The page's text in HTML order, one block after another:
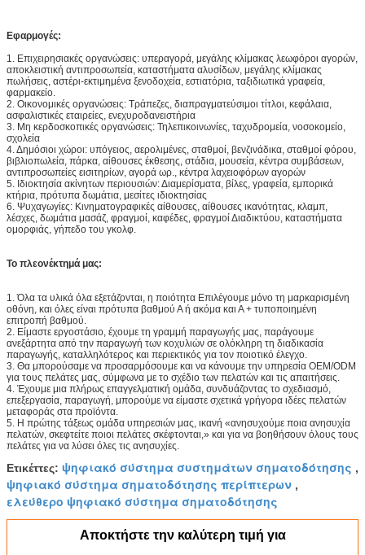
Εφαρμογές:
1. Επιχειρησιακές οργανώσεις: υπεραγορά, μεγάλης κλίμακας λεωφόροι αγορών,
αποκλειστική αντιπροσωπεία, καταστήματα αλυσίδων, μεγάλης κλίμακας
πωλήσεις, αστέρι-εκτιμημένα ξενοδοχεία, εστιατόρια, ταξιδιωτικά γραφεία,
φαρμακείο.
2. Οικονομικές οργανώσεις: Τράπεζες, διαπραγματεύσιμοι τίτλοι, κεφάλαια,
ασφαλιστικές εταιρείες, ενεχυροδανειστήρια
3. Μη κερδοσκοπικές οργανώσεις: Τηλεπικοινωνίες, ταχυδρομεία, νοσοκομείο,
σχολεία
4. Δημόσιοι χώροι: υπόγειος, αερολιμένες, σταθμοί, βενζινάδικα, σταθμοί φόρου,
βιβλιοπωλεία, πάρκα, αίθουσες έκθεσης, στάδια, μουσεία, κέντρα συμβάσεων,
αντιπροσωπείες εισιτηρίων, αγορά ωρ., κέντρα λαχειοφόρων αγορών
5. Ιδιοκτησία ακίνητων περιουσιών: Διαμερίσματα, βίλες, γραφεία, εμπορικά
κτήρια, πρότυπα δωμάτια, μεσίτες ιδιοκτησίας
6. Ψυχαγωγίες: Κινηματογραφικές αίθουσες, αίθουσες ικανότητας, κλαμπ,
λέσχες, δωμάτια μασάζ, φραγμοί, καφέδες, φραγμοί Διαδικτύου, καταστήματα
ομορφιάς, γήπεδο του γκολφ.
Το πλεονέκτημά μας:
1. Όλα τα υλικά όλα εξετάζονται, η ποιότητα Επιλέγουμε μόνο τη μαρκαρισμένη
οθόνη, και όλες είναι πρότυπα βαθμού Α ή ακόμα και Α + τυποποιημένη
επιτροπή βαθμού.
2. Είμαστε εργοστάσιο, έχουμε τη γραμμή παραγωγής μας, παράγουμε
ανεξάρτητα από την παραγωγή των κοχυλιών σε ολόκληρη τη διαδικασία
παραγωγής, καταλληλότερος και περιεκτικός για τον ποιοτικό έλεγχο.
3. Θα μπορούσαμε να προσαρμόσουμε και να κάνουμε την υπηρεσία OEM/ODM
για τους πελάτες μας, σύμφωνα με το σχέδιο των πελατών και τις απαιτήσεις.
4. Έχουμε μια πλήρως επαγγελματική ομάδα, συνδυάζοντας το σχεδιασμό,
επεξεργασία, παραγωγή, μπορούμε να είμαστε σχετικά γρήγορα ιδέες πελατών
μεταφοράς στα προϊόντα.
5. Η πρώτης τάξεως ομάδα υπηρεσιών μας, ικανή «ανησυχούμε ποια ανησυχία
πελατών, σκεφτείτε ποιοι πελάτες σκέφτονται,» και για να βοηθήσουν όλους τους
πελάτες για να λύσει όλες τις ανησυχίες.
Ετικέττες: ψηφιακό σύστημα συστημάτων σηματοδότησης ,
ψηφιακό σύστημα σηματοδότησης περίπτερων ,
ελεύθερο ψηφιακό σύστημα σηματοδότησης
Αποκτήστε την καλύτερη τιμή για